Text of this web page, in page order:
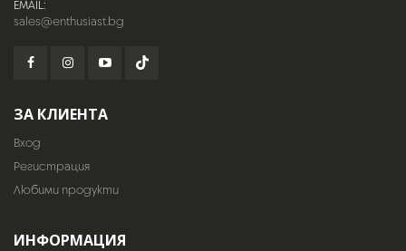
EMAIL:
sales@enthusiast.bg
ЗА КЛИЕНТА
Вход
Регистрация
Любими продукти
ИНФОРМАЦИЯ